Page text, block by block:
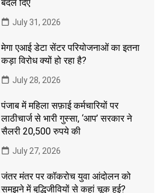
बदल दिए
July 31, 2026
मेगा एआई डेटा सेंटर परियोजनाओं का इतना
कड़ा विरोध क्यों हो रहा है?
July 28, 2026
पंजाब में महिला सफ़ाई कर्मचारियों पर
लाठीचार्ज से भारी गुस्सा, ‘आप’ सरकार ने
सैलरी 20,500 रुपये की
July 27, 2026
जंतर मंतर पर कॉकरोच युवा आंदोलन को
समझने में बुद्धिजीवियों से कहां चूक हुई?